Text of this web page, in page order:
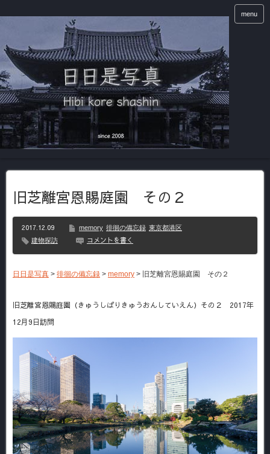
menu
旧芝離宮恩賜庭園 その２
2017.12.09 memory 徘徊の備忘録 東京都港区
建物探訪
コメントを書く
日日是写真 > 徘徊の備忘録 > memory > 旧芝離宮恩賜庭園 その２
旧芝離宮恩賜庭園（きゅうしばりきゅうおんしていえん）その２ 2017年
12月9日訪問